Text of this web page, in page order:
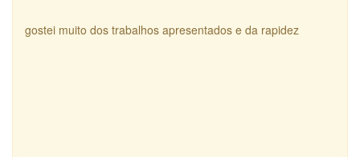
gostei muito dos trabalhos apresentados e da rapidez